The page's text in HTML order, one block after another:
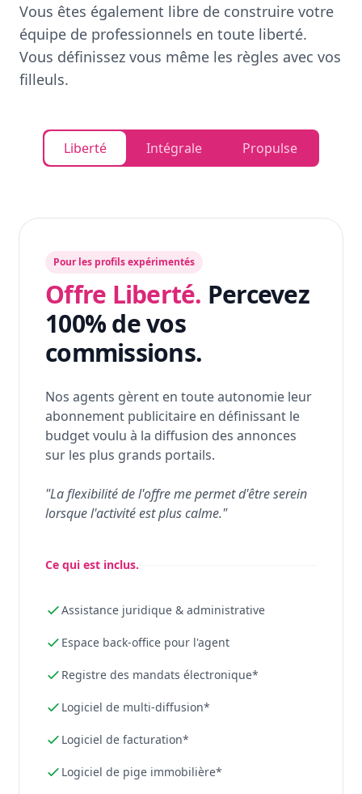
Vous êtes également libre de construire votre
équipe de professionnels en toute liberté.
Vous définissez vous même les règles avec vos
filleuls.
Liberté Intégrale Propulse
Pour les profils expérimentés
Offre Liberté. Percevez
100% de vos
commissions.
Nos agents gèrent en toute autonomie leur
abonnement publicitaire en définissant le
budget voulu à la diffusion des annonces
sur les plus grands portails.
"La flexibilité de l'offre me permet d'être serein
lorsque l'activité est plus calme."
Ce qui est inclus.
Assistance juridique & administrative
Espace back-office pour l'agent
Registre des mandats électronique*
Logiciel de multi-diffusion*
Logiciel de facturation*
Logiciel de pige immobilière*